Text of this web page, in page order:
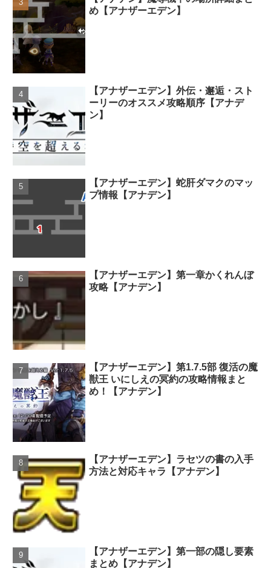
め【アナザーエデン】
【アナザーエデン】外伝・邂逅・スト
ーリーのオススメ攻略順序【アナデ
ン】
【アナザーエデン】蛇肝ダマクのマッ
プ情報【アナデン】
【アナザーエデン】第一章かくれんぼ
攻略【アナデン】
【アナザーエデン】第1.7.5部 復活の魔
獣王 いにしえの冥約の攻略情報まと
め！【アナデン】
【アナザーエデン】ラセツの書の入手
方法と対応キャラ【アナデン】
【アナザーエデン】第一部の隠し要素
まとめ【アナデン】